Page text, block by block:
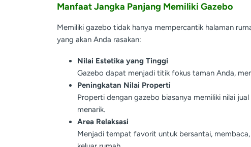
Manfaat Jangka Panjang Memiliki Gazebo
Memiliki gazebo tidak hanya mempercantik halaman
yang akan Anda rasakan:
Nilai Estetika yang Tinggi
Gazebo dapat menjadi titik fokus taman Anda,
Peningkatan Nilai Properti
Properti dengan gazebo biasanya memiliki nilai
menarik.
Area Relaksasi
Menjadi tempat favorit untuk bersantai,